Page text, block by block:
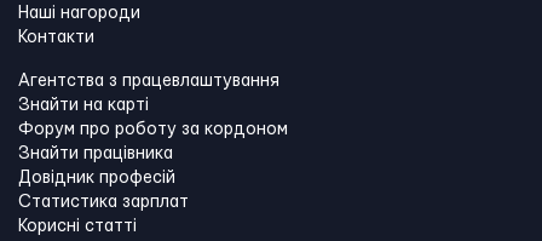
Наші нагороди
Контакти
Агентства з працевлаштування
Знайти на карті
Форум про роботу за кордоном
Знайти працівника
Довідник професій
Статистика зарплат
Корисні статті